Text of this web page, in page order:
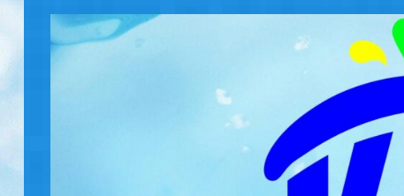
Skip to main content